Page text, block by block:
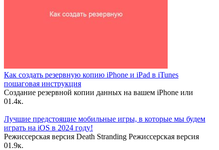
Как создать резервную копию iPhone и iPad в iTunes
пошаговая инструкция
Создание резервной копии данных на вашем iPhone или
01.4к.
Лучшие предстоящие мобильные игры, в которые мы будем
играть на iOS в 2024 году!
Режиссерская версия Death Stranding Режиссерская версия
01.9к.